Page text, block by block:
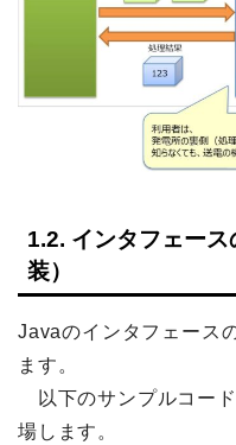
1.2. インタフェー
装）
Javaのインタフェース
ます。
以下のサンプルコー
場します。